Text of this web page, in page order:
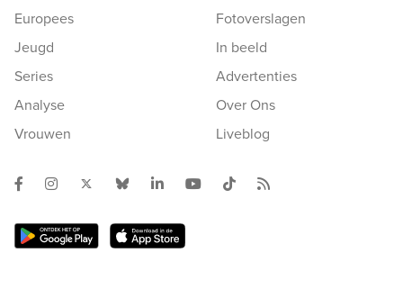
Europees
Jeugd
Series
Analyse
Vrouwen
Fotoverslagen
In beeld
Advertenties
Over Ons
Liveblog